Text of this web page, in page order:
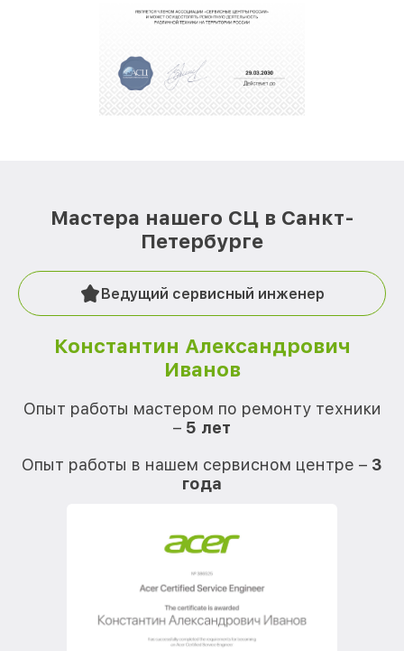
Мастера нашего СЦ в Санкт-
Петербурге
Ведущий сервисный инженер
Константин Александрович
Иванов
Опыт работы мастером по ремонту техники
– 5 лет
Опыт работы в нашем сервисном центре – 3
года